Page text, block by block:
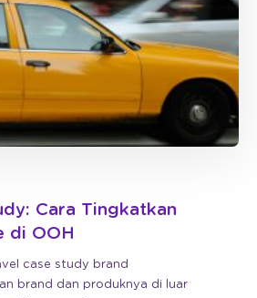
Cara Tingkatkan
di OOH
case study brand
brand dan produknya di luar